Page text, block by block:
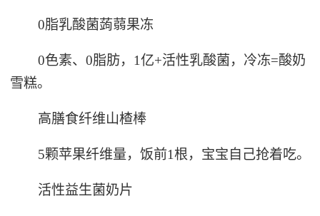
0脂乳酸菌蒟蒻果冻
0色素、0脂肪，1亿+活性乳酸菌，冷冻=酸奶
雪糕。
高膳食纤维山楂棒
5颗苹果纤维量，饭前1根，宝宝自己抢着吃。
活性益生菌奶片